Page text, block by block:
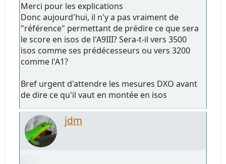
Merci pour les explications
Donc aujourd'hui, il n'y a pas vraiment de
"référence" permettant de prédire ce que sera
le score en isos de l'A9III? Sera-t-il vers 3500
isos comme ses prédécesseurs ou vers 3200
comme l'A1?
Bref urgent d'attendre les mesures DXO avant
de dire ce qu'il vaut en montée en isos
jdm